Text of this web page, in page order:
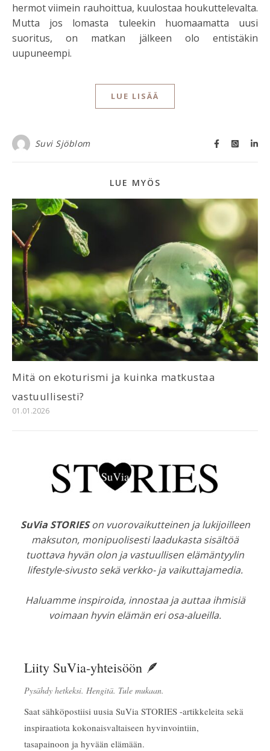
hermot viimein rauhoittua, kuulostaa houkuttelevalta.
Mutta jos lomasta tuleekin huomaamatta uusi
suoritus, on matkan jälkeen olo entistäkin
uupuneempi.
LUE LISÄÄ
Suvi Sjöblom
LUE MYÖS
Mitä on ekoturismi ja kuinka matkustaa
vastuullisesti?
01.01.2026
SuVia STORIESon vuorovaikutteinen ja lukijoilleen
maksuton, monipuolisesti laadukasta sisältöä
tuottava hyvän olon ja vastuullisen elämäntyylin
lifestyle-sivusto sekä verkko- ja vaikuttajamedia.
Haluamme inspiroida, innostaa ja auttaa ihmisiä
voimaan hyvin elämän eri osa-alueilla.
Liity SuVia-yhteisöön 🪶
Pysähdy hetkeksi. Hengitä. Tule mukaan.
Saat sähköpostiisi uusia SuVia STORIES -artikkeleita sekä
inspiraatiota kokonaisvaltaiseen hyvinvointiin,
tasapainoon ja hyvään elämään.